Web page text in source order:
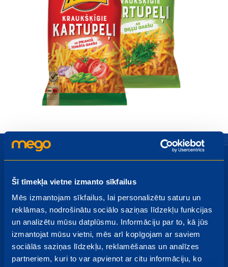
Šī tīmekļa vietne izmanto sīkfailus
Mēs izmantojam sīkfailus, lai personalizētu saturu un
reklāmas, nodrošinātu sociālo saziņas līdzekļu funkcijas
un analizētu mūsu datplūsmu. Informāciju par to, kā jūs
izmantojat mūsu vietni, mēs arī kopīgojam ar saviem
sociālās saziņas līdzekļu, reklamēšanas un analīzes
partneriem, kuri to var apvienot ar citu informāciju, ko
Piesakies Mego jaunumiem
Akcijas, izpārdošanas, jauni produkti - uzzini pirmais par
jaumumiem!